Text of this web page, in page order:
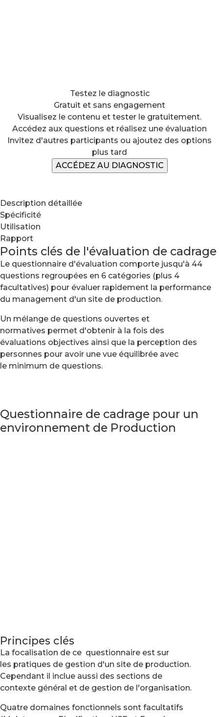
Testez le diagnostic
Gratuit et sans engagement
Visualisez le contenu et tester le gratuitement.
Accédez aux questions et réalisez une évaluation
Invitez d'autres participants ou ajoutez des options
plus tard
ACCÉDEZ AU DIAGNOSTIC
Description détaillée
Spécificité
Utilisation
Rapport
Points clés de l'évaluation de cadrage
Le questionnaire d'évaluation comporte jusqu'à 44
questions regroupées en 6 catégories (plus 4
facultatives) pour évaluer rapidement la performance
du management d'un site de production.
Un mélange de questions ouvertes et
normatives permet d'obtenir à la fois des
évaluations objectives ainsi que la perception des
personnes pour avoir une vue équilibrée avec
le minimum de questions.
Questionnaire de cadrage pour un
environnement de Production
Principes clés
La focalisation de ce questionnaire est sur
les pratiques de gestion d'un site de production.
Cependant il inclue aussi des sections de
contexte général et de gestion de l'organisation.
Quatre domaines fonctionnels sont facultatifs